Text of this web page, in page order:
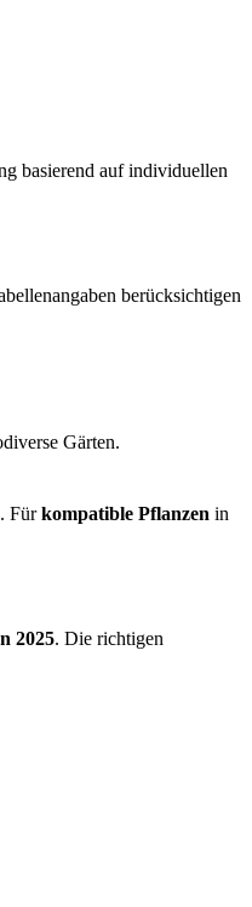
basierend auf individuellen
berücksichtigen
Gärten.
Fürkompatible Pflanzen in
2025. Die richtigen